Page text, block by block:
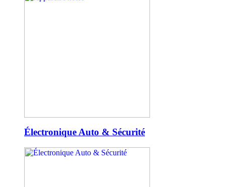
Électronique Auto & Sécurité